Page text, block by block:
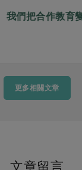
們把合作教育
更多相關文章
文章留言